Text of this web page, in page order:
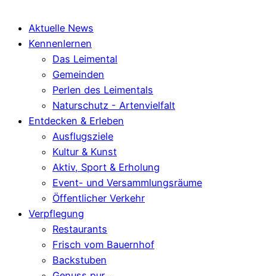
Aktuelle News
Kennenlernen
Das Leimental
Gemeinden
Perlen des Leimentals
Naturschutz - Artenvielfalt
Entdecken & Erleben
Ausflugsziele
Kultur & Kunst
Aktiv, Sport & Erholung
Event- und Versammlungsräume
Öffentlicher Verkehr
Verpflegung
Restaurants
Frisch vom Bauernhof
Backstuben